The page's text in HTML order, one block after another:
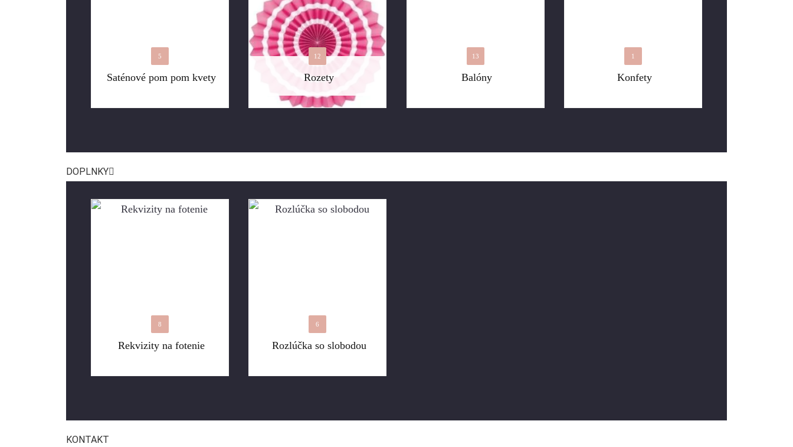
Saténové pom pom kvety
5
Rozety
12
Balóny
13
Konfety
1
DOPLNKY
Rekvizity na fotenie
8
Rozlúčka so slobodou
6
KONTAKT